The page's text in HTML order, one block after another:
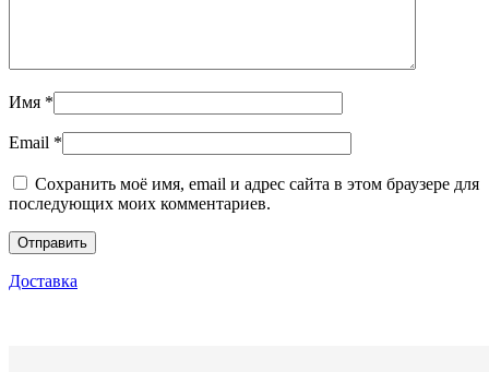
Имя *
Email *
Сохранить моё имя, email и адрес сайта в этом браузере для
последующих моих комментариев.
Доставка